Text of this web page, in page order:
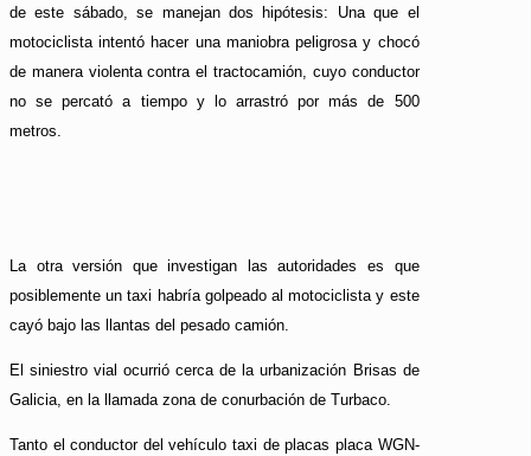
de este sábado, se manejan dos hipótesis: Una que el
motociclista intentó hacer una maniobra peligrosa y chocó
de manera violenta contra el tractocamión, cuyo conductor
no se percató a tiempo y lo arrastró por más de 500
metros.
La otra versión que investigan las autoridades es que
posiblemente un taxi habría golpeado al motociclista y este
cayó bajo las llantas del pesado camión.
El siniestro vial ocurrió cerca de la urbanización Brisas de
Galicia, en la llamada zona de conurbación de Turbaco.
Tanto el conductor del vehículo taxi de placas placa WGN-